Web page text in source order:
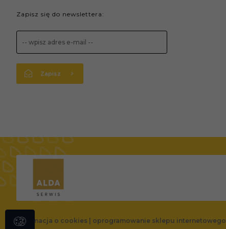
Zapisz się do newslettera:
Zapisz
Informacja o cookies oprogramowanie sklepu internetowego